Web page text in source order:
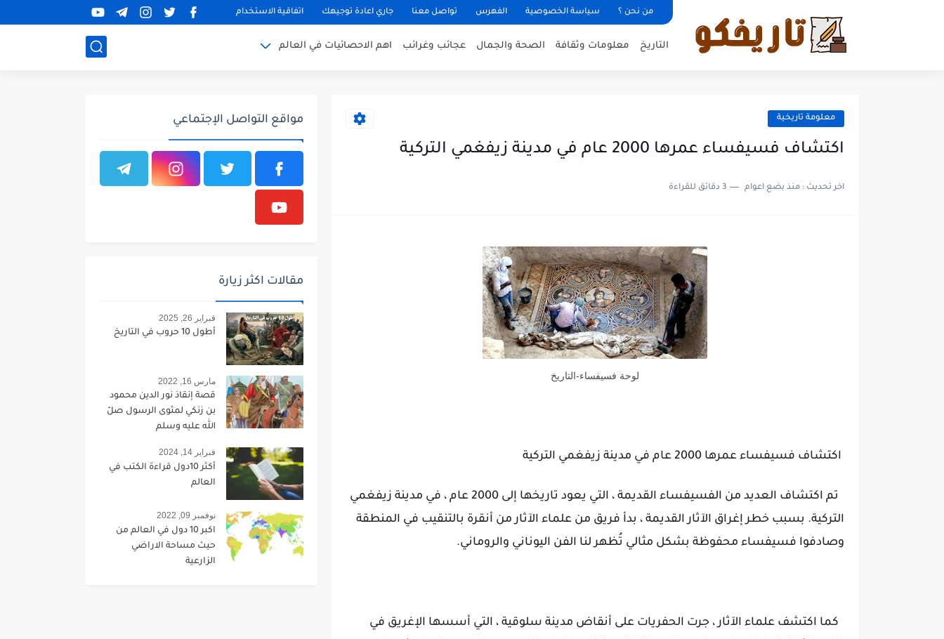
من نحن ؟ سياسة الخصوصية الفهرس تواصل معنا جاري اعادة توجيهك اتفاقية الاستخدام
التاريخ معلومات وثقافة الصحة والجمال عجائب وغرائب اهم الاحصائيات في العالم
معلومة تاريخية
اكتشاف فسيفساء عمرها 2000 عام في مدينة زيفغمي التركية
اخر تحديث : منذ بضع اعوام 3 دقائق للقراءة
لوحة فسيفساء-التاريخ
اكتشاف فسيفساء عمرها 2000 عام في مدينة زيفغمي التركية
تم اكتشاف العديد من الفسيفساء القديمة ، التي يعود تاريخها إلى 2000 عام ، في مدينة زيفغمي
التركية. بسبب خطر إغراق الآثار القديمة ، بدأ فريق من علماء الآثار من أنقرة بالتنقيب في المنطقة
وصادفوا فسيفساء محفوظة بشكل مثالي تُظهر لنا الفن اليوناني والروماني.
كما اكتشف علماء الآثار ، جرت الحفريات على أنقاض مدينة سلوقية ، التي أسسها الإغريق في
مواقع التواصل الإجتماعي
مقالات اكثر زيارة
فبراير 26, 2025
أطول 10 حروب في التاريخ
مارس 16, 2022
قصة إنقاذ نور الدين محمود
بن زنكي لمثوى الرسول صلّ
الله عليه وسلم
فبراير 14, 2024
أكثر 10دول قراءة الكتب في
العالم
نوفمبر 09, 2022
اكبر 10 دول في العالم من
حيث مساحة الاراضي
الزارعية